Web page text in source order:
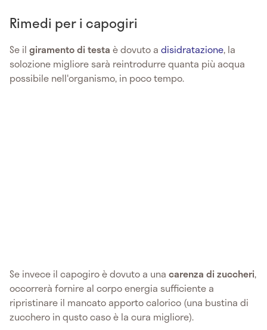
Rimedi per i capogiri
Se il giramento di testa è dovuto a disidratazione, la
solozione migliore sarà reintrodurre quanta più acqua
possibile nell'organismo, in poco tempo.
Se invece il capogiro è dovuto a una carenza di zuccheri,
occorrerà fornire al corpo energia sufficiente a
ripristinare il mancato apporto calorico (una bustina di
zucchero in qusto caso è la cura migliore).